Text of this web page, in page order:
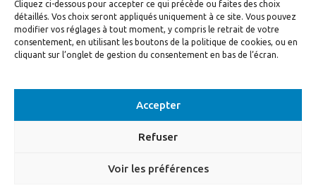
Cliquez ci-dessous pour accepter ce qui précède ou faites des choix
détaillés. Vos choix seront appliqués uniquement à ce site. Vous pouvez
modifier vos réglages à tout moment, y compris le retrait de votre
consentement, en utilisant les boutons de la politique de cookies, ou en
cliquant sur l’onglet de gestion du consentement en bas de l’écran.
Accepter
Refuser
Voir les préférences